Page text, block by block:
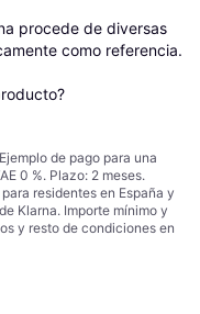
procede de diversas
como referencia.
de pago para una
0 %. Plazo: 2 meses.
residentes en España y
Klarna. Importe mínimo y
y resto de condiciones en